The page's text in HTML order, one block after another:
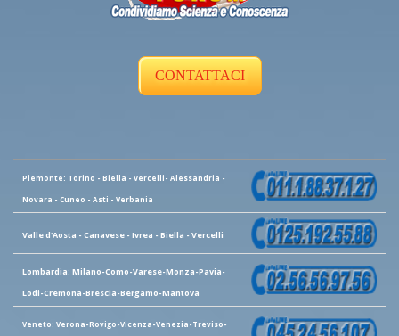
CONTATTACI
Piemonte: Torino - Biella - Vercelli- Alessandria -
Novara - Cuneo - Asti - Verbania
Valle d'Aosta - Canavese - Ivrea - Biella - Vercelli
Lombardia: Milano-Como-Varese-Monza-Pavia-
Lodi-Cremona-Brescia-Bergamo-Mantova
Veneto: Verona-Rovigo-Vicenza-Venezia-Treviso-